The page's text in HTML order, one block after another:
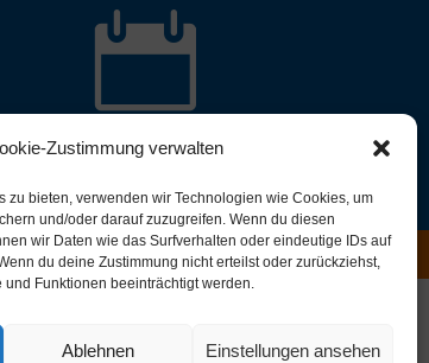
Zustimmung verwalten
zu bieten, verwenden wir Technologien wie Cookies, um
und/oder darauf zuzugreifen. Wenn du diesen
wir Daten wie das Surfverhalten oder eindeutige IDs auf
du deine Zustimmung nicht erteilst oder zurückziehst,
und Funktionen beeinträchtigt werden.
Ablehnen Einstellungen ansehen
